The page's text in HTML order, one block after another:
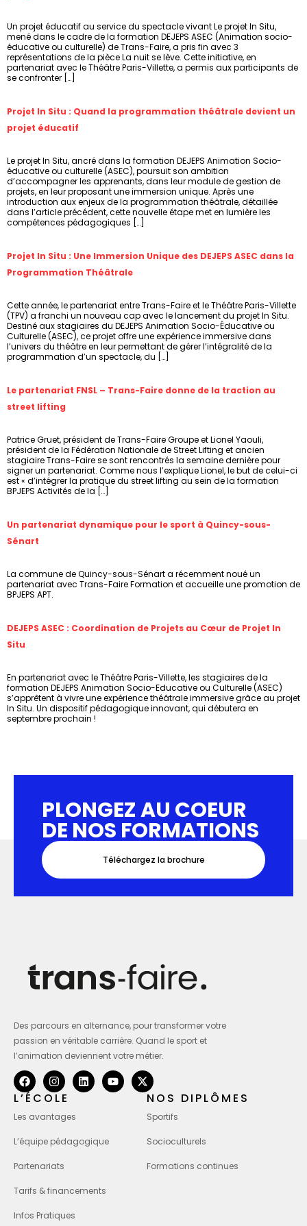
Un projet éducatif au service du spectacle vivant Le projet In Situ,
mené dans le cadre de la formation DEJEPS ASEC (Animation socio-
éducative ou culturelle) de Trans-Faire, a pris fin avec 3
représentations de la pièce La nuit se lève. Cette initiative, en
partenariat avec le Théâtre Paris-Villette, a permis aux participants de
se confronter […]
Projet In Situ : Quand la programmation théâtrale devient un
projet éducatif
Le projet In Situ, ancré dans la formation DEJEPS Animation Socio-
éducative ou culturelle (ASEC), poursuit son ambition
d’accompagner les apprenants, dans leur module de gestion de
projets, en leur proposant une immersion unique. Après une
introduction aux enjeux de la programmation théâtrale, détaillée
dans l’article précédent, cette nouvelle étape met en lumière les
compétences pédagogiques […]
Projet In Situ : Une Immersion Unique des DEJEPS ASEC dans la
Programmation Théâtrale
Cette année, le partenariat entre Trans-Faire et le Théâtre Paris-Villette
(TPV) a franchi un nouveau cap avec le lancement du projet In Situ.
Destiné aux stagiaires du DEJEPS Animation Socio-Éducative ou
Culturelle (ASEC), ce projet offre une expérience immersive dans
l’univers du théâtre en leur permettant de gérer l’intégralité de la
programmation d’un spectacle, du […]
Le partenariat FNSL – Trans-Faire donne de la traction au
street lifting
Patrice Gruet, président de Trans-Faire Groupe et Lionel Yaouli,
président de la Fédération Nationale de Street Lifting et ancien
stagiaire Trans-Faire se sont rencontrés la semaine dernière pour
signer un partenariat. Comme nous l’explique Lionel, le but de celui-ci
est « d’intégrer la pratique du street lifting au sein de la formation
BPJEPS Activités de la […]
Un partenariat dynamique pour le sport à Quincy-sous-
Sénart
La commune de Quincy-sous-Sénart a récemment noué un
partenariat avec Trans-Faire Formation et accueille une promotion de
BPJEPS APT.
DEJEPS ASEC : Coordination de Projets au Cœur de Projet In
Situ
En partenariat avec le Théâtre Paris-Villette, les stagiaires de la
formation DEJEPS Animation Socio-Educative ou Culturelle (ASEC)
s’apprêtent à vivre une expérience théâtrale immersive grâce au projet
In Situ. Un dispositif pédagogique innovant, qui débutera en
septembre prochain !
PLONGEZ AU COEUR
DE NOS FORMATIONS
Téléchargez la brochure
Des parcours en alternance, pour transformer votre
passion en véritable carrière. Quand le sport et
l’animation deviennent votre métier.
L’ÉCOLE
Les avantages
L’équipe pédagogique
Partenariats
Tarifs & financements
Infos Pratiques
NOS DIPLÔMES
Sportifs
Socioculturels
Formations continues